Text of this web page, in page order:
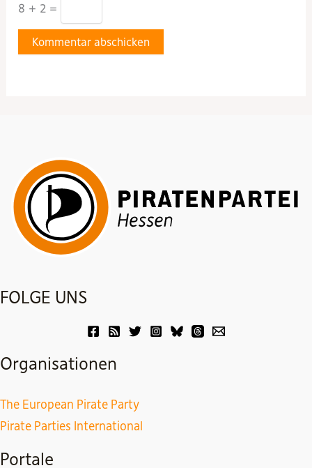
8 + 2 =
FOLGE UNS
Organisationen
The European Pirate Party
Pirate Parties International
Portale